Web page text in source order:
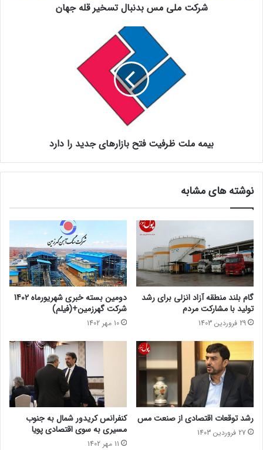
شرکت ملی مس بدنبال تسخیر قله جهان
بیمه ملت ظرفیت فتح بازار‌های جدید را دارد
نوشته های مشابه
گام بلند منطقه آزاد انزلی برای رشد
تولید با مشارکت مردم
29 فروردین 1403
دومین بسته خبری شهریورماه 1402
شرکت گهرزمین+(فیلم)
10 مهر 1402
رشد توقعات اقتصادی از صنعت مس
27 فروردین 1403
کنفرانس کریدور شمال به جنوب
مسیری به سوی اقتصادی پویا
11 مهر 1402